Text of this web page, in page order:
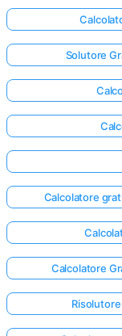
Solutore
Calcolatore
Calcolatore